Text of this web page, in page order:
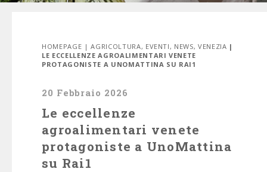
HOMEPAGE |AGRICOLTURA, EVENTI, NEWS,VENEZIA |
LE ECCELLENZE AGROALIMENTARI VENETE
PROTAGONISTE A UNOMATTINA SU RAI1
20 Febbraio 2026
Le eccellenze
agroalimentari venete
protagoniste a UnoMattina
su Rai1